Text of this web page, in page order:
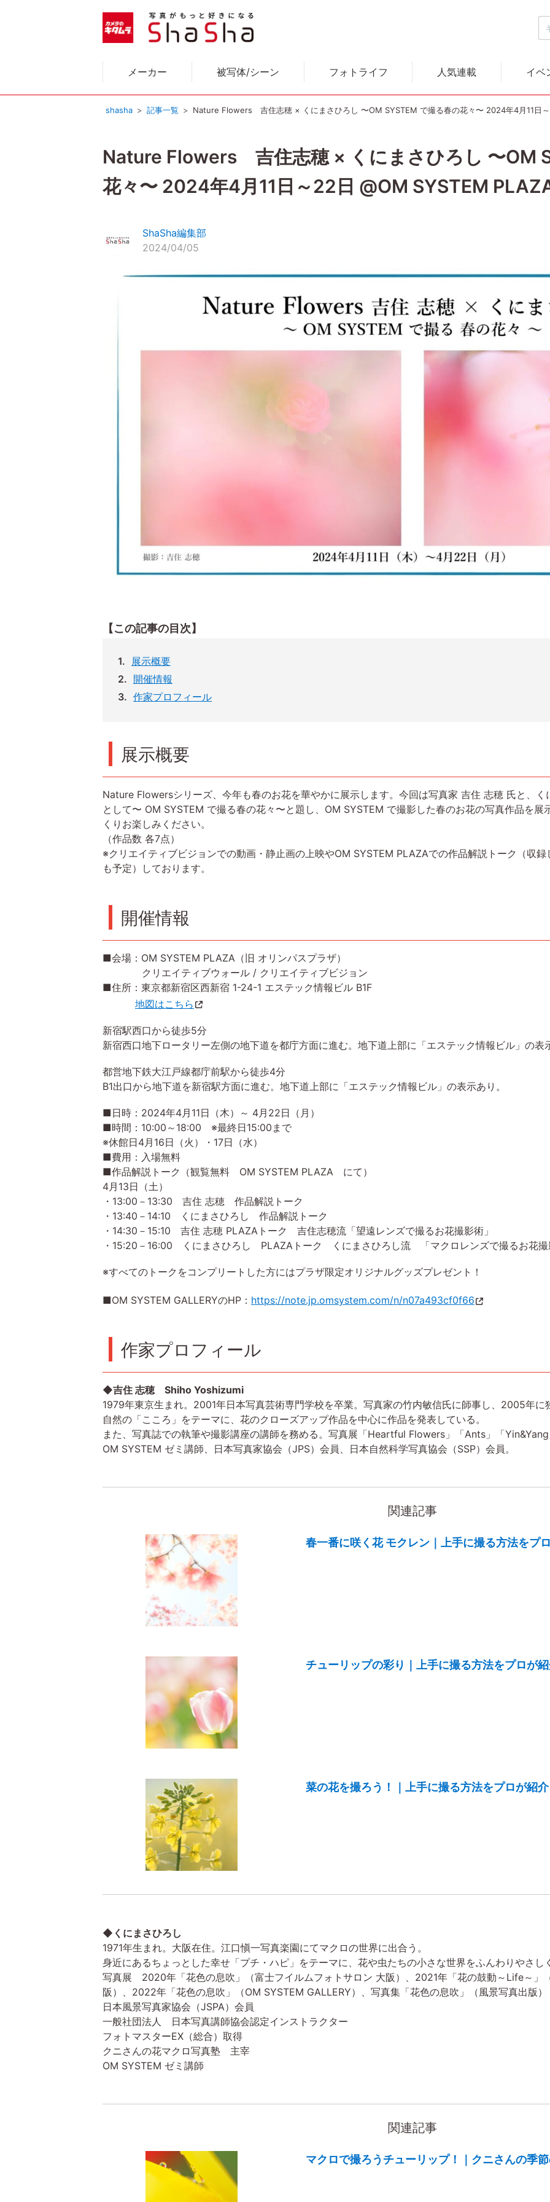
メーカー 被写体/シーン フォトライフ 人気連載 イベ
shasha 記事一覧 Nature Flowers 吉住志穂 × くにまさひろし 〜OM SYSTEM で撮る春の花々〜 2024年4月11日
Nature Flowers 吉住志穂 × くにまさひろし 〜OM
花々〜 2024年4月11日～22日 @OM SYSTEM
ShaSha編集部
2024/04/05
【この記事の目次】
展示概要
開催情報
作家プロフィール
展示概要
Nature Flowersシリーズ、今年も春のお花を華やかに展示します。今回は写真家 吉住 志穂 氏と、
として〜 OM SYSTEM で撮る春の花々〜と題し、OM SYSTEM で撮影した春のお花の写真作品を
くりお楽しみください。
（作品数 各7点）
※クリエイティブビジョンでの動画・静止画の上映やOM SYSTEM PLAZAでの作品解説トーク（収
も予定）しております。
開催情報
■会場：OM SYSTEM PLAZA（旧 オリンパスプラザ）
クリエイティブウォール / クリエイティブビジョン
■住所：東京都新宿区西新宿 1-24-1 エステック情報ビル B1F
地図はこちら
新宿駅西口から徒歩5分
新宿西口地下ロータリー左側の地下道を都庁方面に進む。地下道上部に「エステック情報ビル」の表
都営地下鉄大江戸線都庁前駅から徒歩4分
B1出口から地下道を新宿駅方面に進む。地下道上部に「エステック情報ビル」の表示あり。
■日時：2024年4月11日（木）～ 4月22日（月）
■時間：10:00～18:00 ※最終日15:00まで
※休館日4月16日（火）・17日（水）
■費用：入場無料
■作品解説トーク（観覧無料 OM SYSTEM PLAZA にて）
4月13日（土）
・13:00－13:30 吉住 志穂 作品解説トーク
・13:40－14:10 くにまさひろし 作品解説トーク
・14:30－15:10 吉住 志穂 PLAZAトーク 吉住志穂流「望遠レンズで撮るお花撮影術」
・15:20－16:00 くにまさひろし PLAZAトーク くにまさひろし流 「マクロレンズで撮るお花撮
※すべてのトークをコンプリートした方にはプラザ限定オリジナルグッズプレゼント！
■OM SYSTEM GALLERYのHP： https://note.jp.omsystem.com/n/n07a493cf0f66
作家プロフィール
◆吉住 志穂 Shiho Yoshizumi
1979年東京生まれ。2001年日本写真芸術専門学校を卒業。写真家の竹内敏信氏に師事し、2005年に
自然の「こころ」をテーマに、花のクローズアップ作品を中心に作品を発表している。
また、写真誌での執筆や撮影講座の講師を務める。写真展「Heartful Flowers」「Ants」「
OM SYSTEM ゼミ講師、日本写真家協会（JPS）会員、日本自然科学写真協会（SSP）会員。
関連記事
春一番に咲く花 モクレン｜上手に撮る方法をプ
チューリップの彩り｜上手に撮る方法をプロが
菜の花を撮ろう！｜上手に撮る方法をプロが紹
◆くにまさひろし
1971年生まれ。大阪在住。江口愼一写真楽園にてマクロの世界に出合う。
身近にあるちょっとした幸せ「プチ・ハピ」をテーマに、花や虫たちの小さな世界をふんわりやさし
写真展 2020年「花色の息吹」（富士フイルムフォトサロン 大阪）、2021年「花の鼓動～Life～」
阪）、2022年「花色の息吹」（OM SYSTEM GALLERY）、写真集「花色の息吹」（風景写真出版）
日本風景写真家協会（JSPA）会員
一般社団法人 日本写真講師協会認定インストラクター
フォトマスターEX（総合）取得
クニさんの花マクロ写真塾 主宰
OM SYSTEM ゼミ講師
関連記事
マクロで撮ろうチューリップ！｜クニさんの季